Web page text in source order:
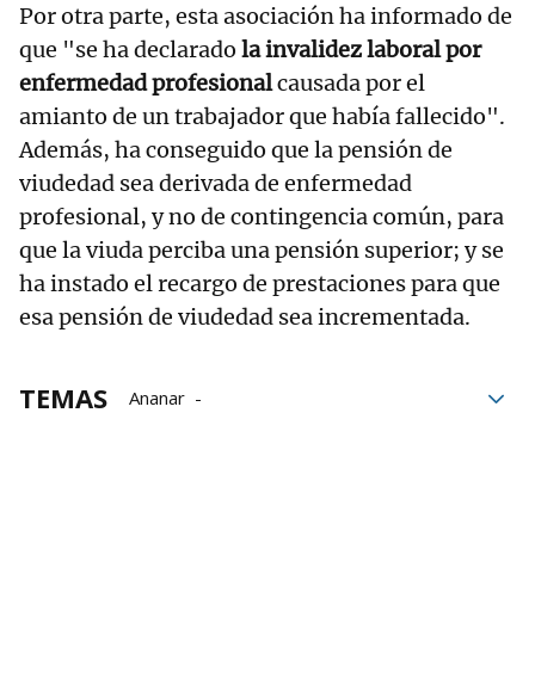
Por otra parte, esta asociación ha informado de
que "se ha declarado la invalidez laboral por
enfermedad profesionalcausada por el
amianto de un trabajador que había fallecido".
Además, ha conseguido que la pensión de
viudedad sea derivada de enfermedad
profesional, y no de contingencia común, para
que la viuda perciba una pensión superior; y se
ha instado el recargo de prestaciones para que
esa pensión de viudedad sea incrementada.
TEMAS
Ananar